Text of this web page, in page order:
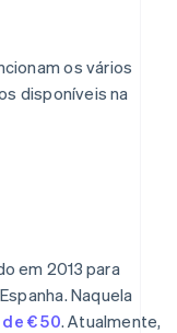
os vários
disponíveis na
em 2013 para
Naquela
€ 50. Atualmente,